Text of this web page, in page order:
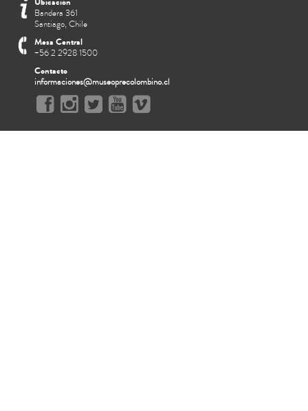
Bandera 361
Santiago, Chile
Mesa Central
+56 2 2928 1500
Contacto
informaciones@museoprecolombino.cl